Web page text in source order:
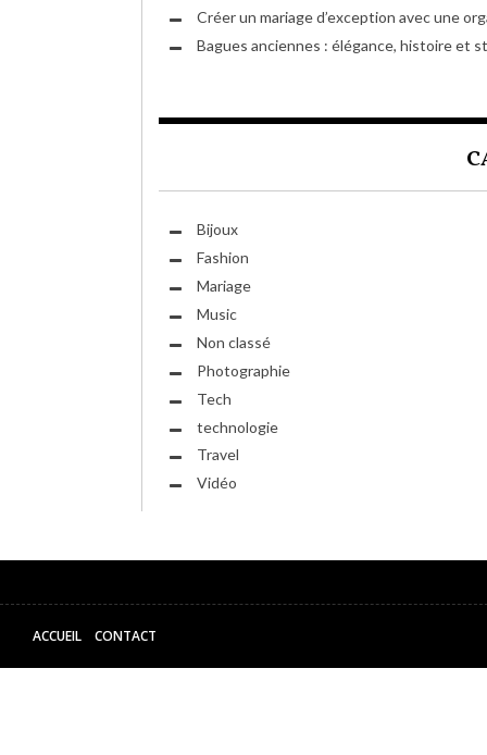
Créer un mariage d’exception avec une
Bagues anciennes : élégance, histoire et
Bijoux
Fashion
Mariage
Music
Non classé
Photographie
Tech
technologie
Travel
Vidéo
ACCUEIL CONTACT